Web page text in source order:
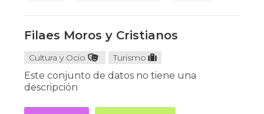
Filaes Moros y Cristianos
Cultura y Ocio Turismo
Este conjunto de datos no tiene una
descripción